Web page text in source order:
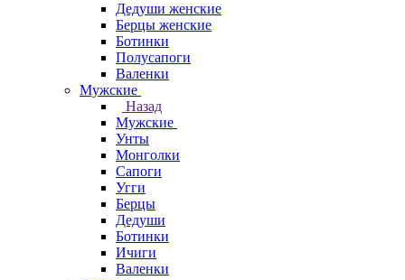
Дедуши женские
Берцы женские
Ботинки
Полусапоги
Валенки
Мужские
Назад
Мужские
Унты
Монголки
Сапоги
Угги
Берцы
Дедуши
Ботинки
Ичиги
Валенки